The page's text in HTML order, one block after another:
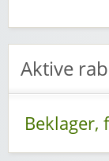
Aktive